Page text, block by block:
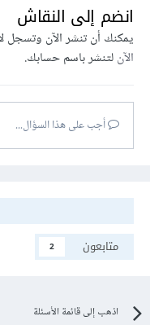
انضم إلى النقاش
يمكنك أن تنشر الآن وتسجل
الآنلتنشر باسم حسابك.
أجب على هذا السؤال...
متابعون
2
اذهب إلى قائمة الأسئلة